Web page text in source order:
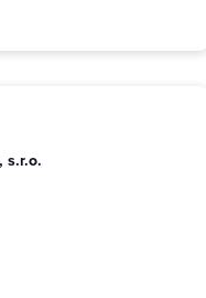
s.r.o.